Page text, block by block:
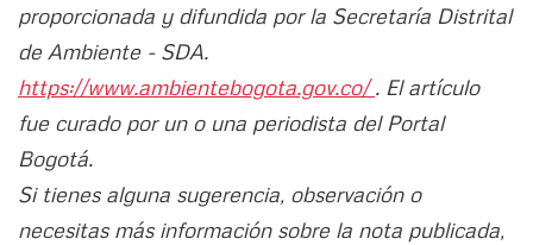
proporcionada y difundida por la Secretaría Distrital
de Ambiente - SDA.
https://www.ambientebogota.gov.co/. El artículo
fue curado por un o una periodista del Portal
Bogotá.
Si tienes alguna sugerencia, observación o
necesitas más información sobre la nota publicada,